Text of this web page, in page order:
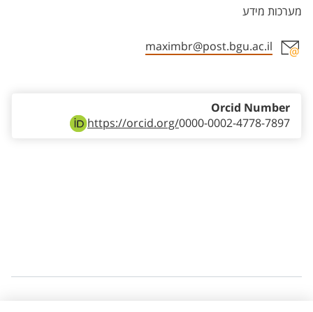
מערכות מידע
maximbr@post.bgu.ac.il
https://orcid.org/0000-0002-4778-7897
Orcid Number